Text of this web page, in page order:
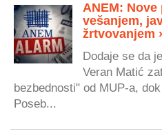
ANEM: Nove
vešanjem,
žrtvovanjem
Dodaje se da
Veran Matić
bezbednosti" od MUP-a,
Poseb...